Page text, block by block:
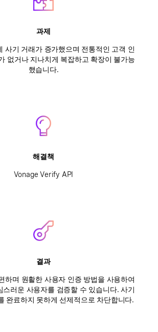
과제
사기 거래가 증가했으며 전통적인 고객 인
없거나 지나치게 복잡하고 확장이 불가능
했습니다.
해결책
Vonage Verify API
결과
하며 원활한 사용자 인증 방법을 사용하여
스러운 사용자를 검증할 수 있습니다. 사기
완료하지 못하게 선제적으로 차단합니다.